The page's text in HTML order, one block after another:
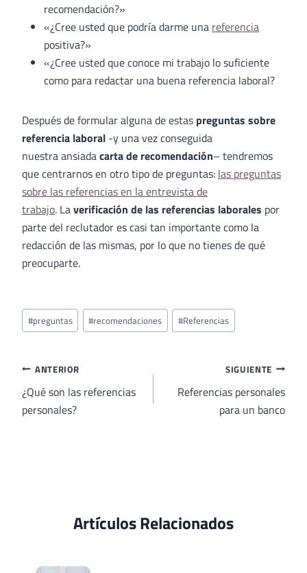
recomendación?»
«¿Cree usted que podría darme una referencia
positiva?»
«¿Cree usted que conoce mi trabajo lo suficiente
como para redactar una buena referencia laboral?
Después de formular alguna de estas preguntas sobre
referencia laboral -y una vez conseguida
nuestra ansiadacarta de recomendación– tendremos
que centrarnos en otro tipo de preguntas: las preguntas
sobre las referencias en la entrevista de
trabajo. Laverificación de las referencias laborales por
parte del reclutador es casi tan importante como la
redacción de las mismas, por lo que no tienes de qué
preocuparte.
Etiquetas
de
entrada:
#preguntas #recomendaciones #Referencias
Navegación
de
entradas
ANTERIOR
¿Qué son las referencias
personales?
SIGUIENTE
Referencias personales
para un banco
Artículos Relacionados